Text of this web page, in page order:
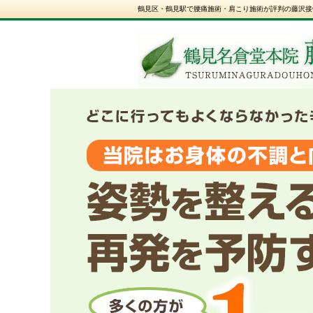
鶴見区・鶴見駅で腰痛施術・肩こり施術が評判の藤沢